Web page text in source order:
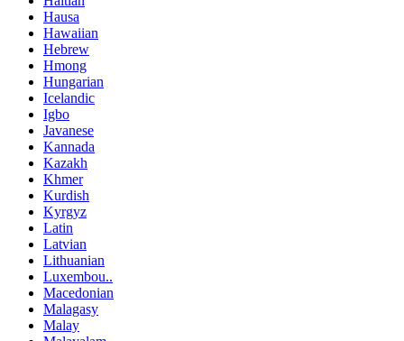
Hausa
Hawaiian
Hebrew
Hmong
Hungarian
Icelandic
Igbo
Javanese
Kannada
Kazakh
Khmer
Kurdish
Kyrgyz
Latin
Latvian
Lithuanian
Luxembou..
Macedonian
Malagasy
Malay